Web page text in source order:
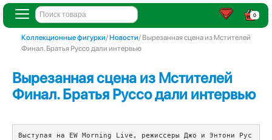
0
Коллекционные фигурки/Новости/ Вырезанная сцена из Мстителей
Финал. Братья Руссо дали интервью
Вырезанная сцена из Мстителей
Финал. Братья Руссо дали интервью
Выступая на EW Morning Live, режиссеры Джо и Энтони Рус